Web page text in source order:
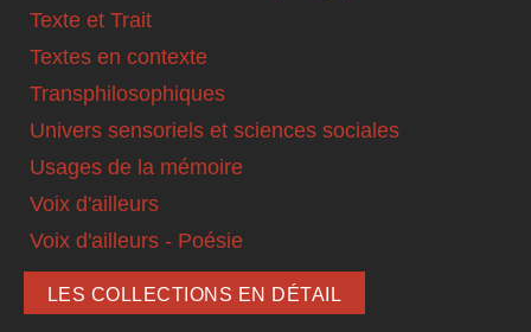
Texte et Trait
Textes en contexte
Transphilosophiques
Univers sensoriels et sciences sociales
Usages de la mémoire
Voix d'ailleurs
Voix d'ailleurs - Poésie
LES COLLECTIONS EN DÉTAIL